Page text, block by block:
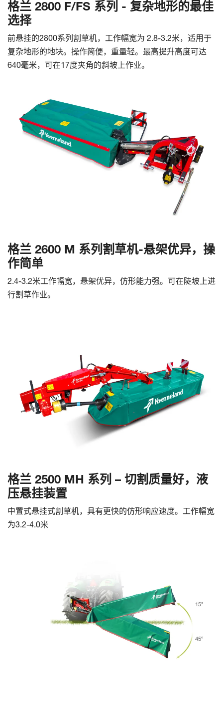
格兰 2800 F/FS 系列 - 复杂地形的最佳
选择
前悬挂的2800系列割草机，工作幅宽为 2.8-3.2米，适用于
复杂地形的地块。操作简便，重量轻。最高提升高度可达
640毫米，可在17度夹角的斜坡上作业。
格兰 2600 M 系列割草机-悬架优异，操
作简单
2.4-3.2米工作幅宽，悬架优异，仿形能力强。可在陡坡上进
行割草作业。
格兰 2500 MH 系列 – 切割质量好，液
压悬挂装置
中置式悬挂式割草机，具有更快的仿形响应速度。工作幅宽
为3.2-4.0米